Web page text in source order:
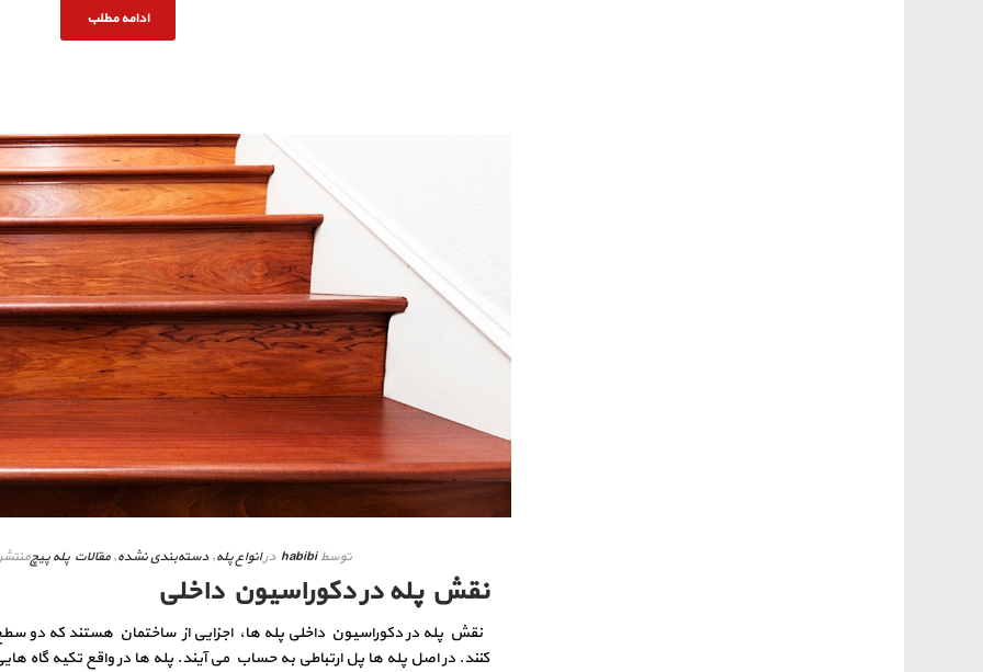
ادامه مطلب
توسط habibi درانواع پله,دسته‌بندی نشده,مقالات پله پیچ
نقش پله در دکوراسیون داخلی
نقش پله در دکوراسیون داخلی پله ها، اجزایی از ساختمان هستند که دو
کنند. در اصل پله ها پل ارتباطی به حساب می آیند. پله ها در واقع تکیه گاه